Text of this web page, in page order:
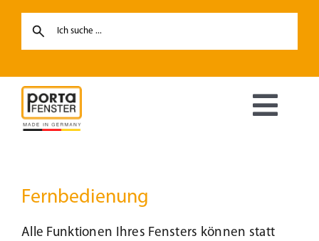
Skip
Haustüren
Fernbedienung
Alle Funktionen Ihres Fensters können statt